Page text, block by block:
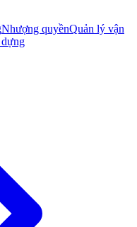
Nhượng quyềnQuản lý vận